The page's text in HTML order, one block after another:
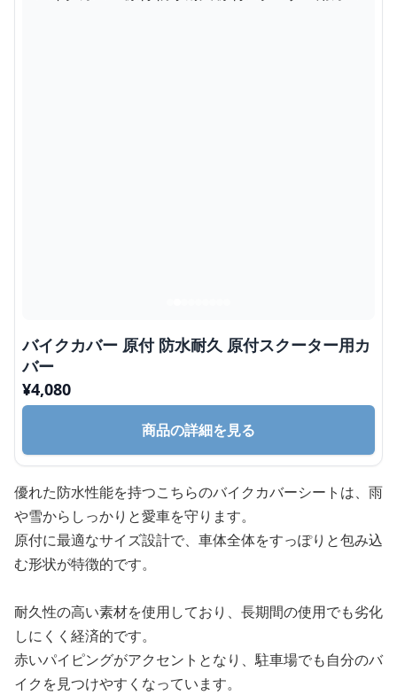
バイクカバー 原付 防水耐久 原付スクーター用カ
バー
¥4,080
商品の詳細を見る
優れた防水性能を持つこちらのバイクカバーシートは、雨
や雪からしっかりと愛車を守ります。
原付に最適なサイズ設計で、車体全体をすっぽりと包み込
む形状が特徴的です。
耐久性の高い素材を使用しており、長期間の使用でも劣化
しにくく経済的です。
赤いパイピングがアクセントとなり、駐車場でも自分のバ
イクを見つけやすくなっています。